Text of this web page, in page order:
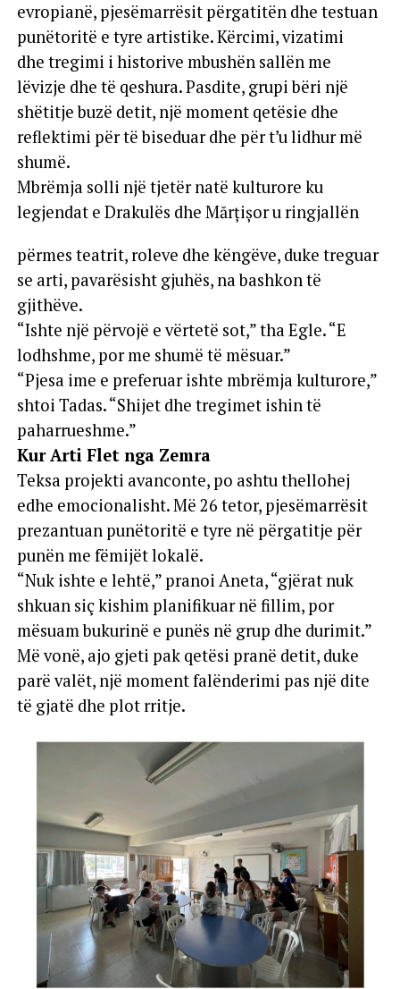
evropianë, pjesëmarrësit përgatitën dhe testuan
punëtoritë e tyre artistike. Kërcimi, vizatimi
dhe tregimi i historive mbushën sallën me
lëvizje dhe të qeshura. Pasdite, grupi bëri një
shëtitje buzë detit, një moment qetësie dhe
reflektimi për të biseduar dhe për t’u lidhur më
shumë.
Mbrëmja solli një tjetër natë kulturore ku
legjendat e Drakulës dhe Mărțișor u ringjallën
përmes teatrit, roleve dhe këngëve, duke treguar
se arti, pavarësisht gjuhës, na bashkon të
gjithëve.
“Ishte një përvojë e vërtetë sot,” tha Egle. “E
lodhshme, por me shumë të mësuar.”
“Pjesa ime e preferuar ishte mbrëmja kulturore,”
shtoi Tadas. “Shijet dhe tregimet ishin të
paharrueshme.”
Kur Arti Flet nga Zemra
Teksa projekti avanconte, po ashtu thellohej
edhe emocionalisht. Më 26 tetor, pjesëmarrësit
prezantuan punëtoritë e tyre në përgatitje për
punën me fëmijët lokalë.
“Nuk ishte e lehtë,” pranoi Aneta, “gjërat nuk
shkuan siç kishim planifikuar në fillim, por
mësuam bukurinë e punës në grup dhe durimit.”
Më vonë, ajo gjeti pak qetësi pranë detit, duke
parë valët, një moment falënderimi pas një dite
të gjatë dhe plot rritje.